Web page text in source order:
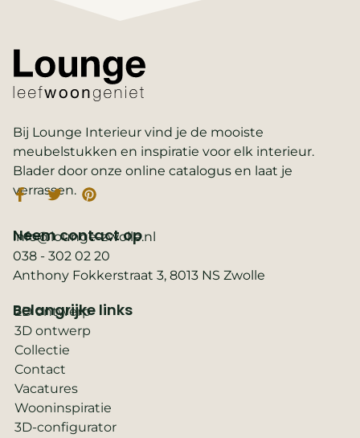
Bij Lounge Interieur vind je de mooiste
meubelstukken en inspiratie voor elk interieur.
Blader door onze online catalogus en laat je
verrassen.
Belangrijke links
2D ontwerp
3D ontwerp
Collectie
Contact
Vacatures
Wooninspiratie
3D-configurator
Neem contact op
info@lounge-zwolle.nl
038 - 302 02 20
Anthony Fokkerstraat 3, 8013 NS Zwolle